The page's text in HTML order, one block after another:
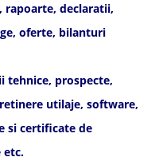
declaratii,
oferte, bilanturi
tehnice, prospecte,
utilaje, software,
si certificate de
etc.